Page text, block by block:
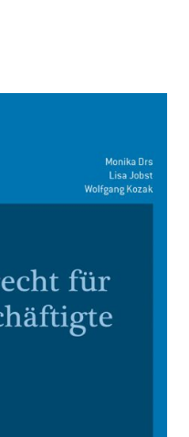
Kozak Wolfgang
30.03.2016